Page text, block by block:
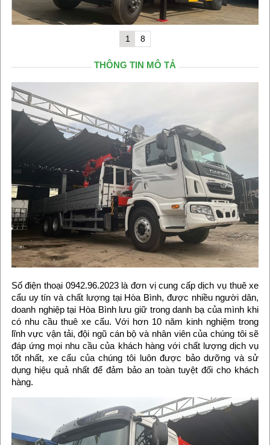
1 8
THÔNG TIN MÔ TẢ
Số điện thoại 0942.96.2023 là đơn vị cung cấp dịch vụ thuê xe
cẩu uy tín và chất lượng tại Hòa Bình, được nhiều người dân,
doanh nghiệp tại Hòa Bình lưu giữ trong danh bạ của mình khi
có nhu cầu thuê xe cẩu. Với hơn 10 năm kinh nghiệm trong
lĩnh vực vận tải, đội ngũ cán bộ và nhân viên của chúng tôi sẽ
đáp ứng mọi nhu cầu của khách hàng với chất lượng dịch vụ
tốt nhất, xe cẩu của chúng tôi luôn được bảo dưỡng và sử
dụng hiệu quả nhất để đảm bảo an toàn tuyệt đối cho khách
hàng.